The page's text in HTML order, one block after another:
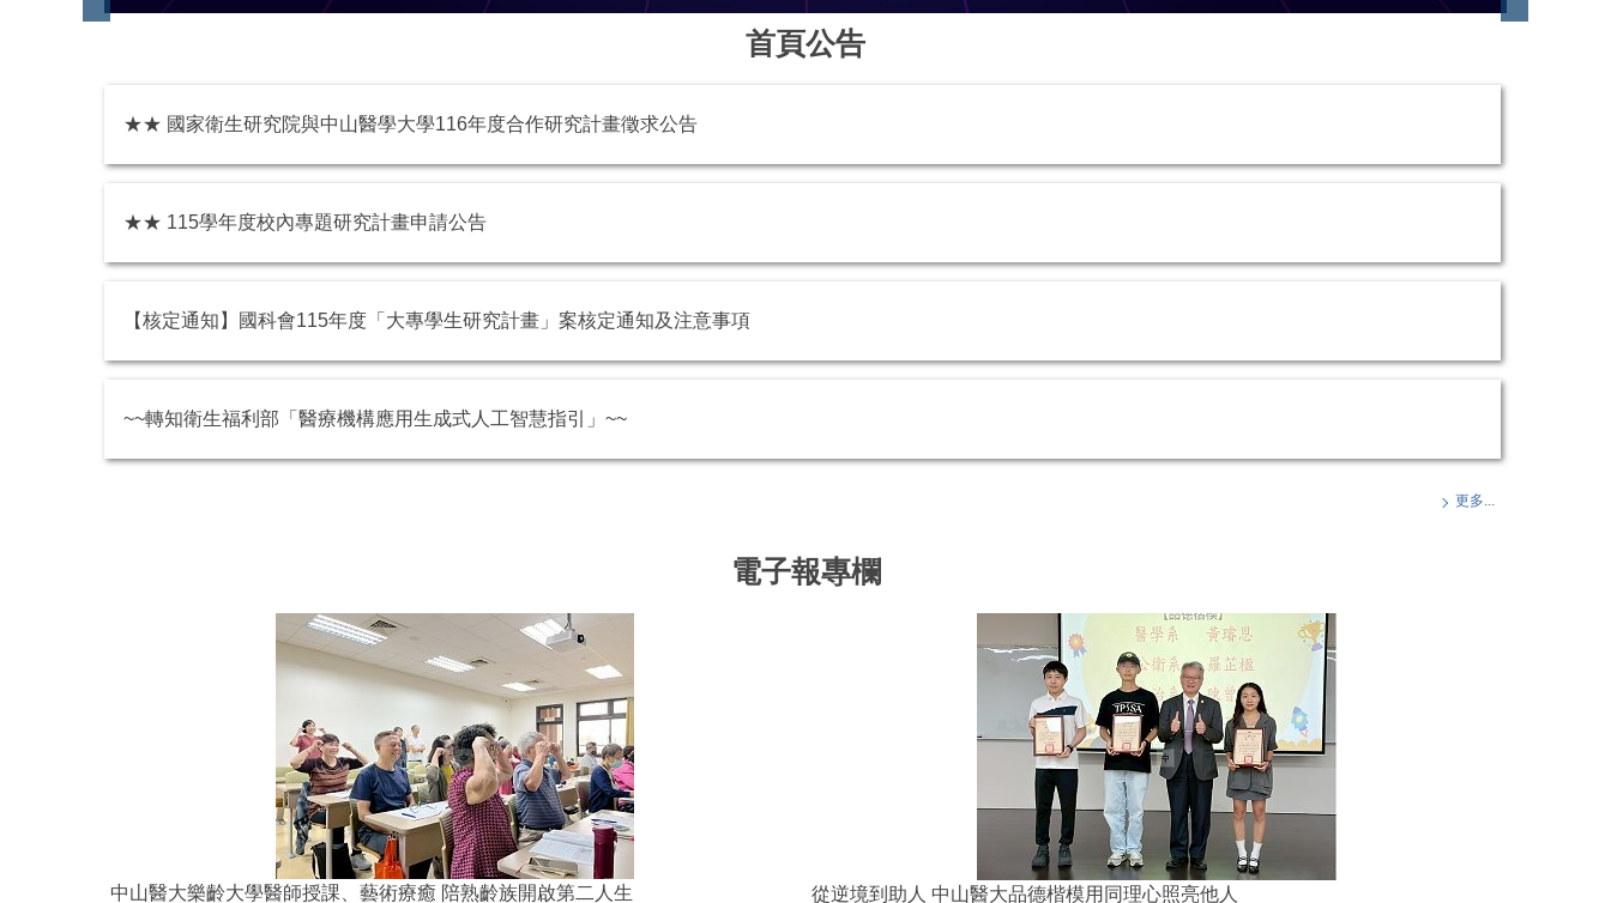
首頁公告
★★ 國家衛生研究院與中山醫學大學116年度合作研究計畫徵求公告
★★ 115學年度校內專題研究計畫申請公告
【核定通知】國科會115年度「大專學生研究計畫」案核定通知及注意事項
~~轉知衛生福利部「醫療機構應用生成式人工智慧指引」~~
更多...
電子報專欄
中山醫大樂齡大學醫師授課、藝術療癒 陪熟齡族開啟第二人生 從逆境到助人 中山醫大品德楷模用同理心照亮他人